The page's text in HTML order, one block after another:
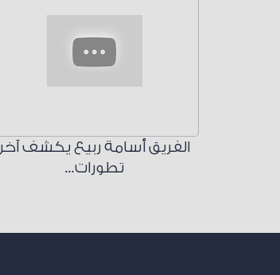
الفريق أسامة ربيع يكشف آخر
تطورات...